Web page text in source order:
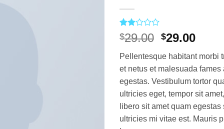
Rated
2
of 5
based
on
2
customer
ratings
$29.00 Original
was:
$29.00.
$29.00
is:
Pellentesque habitant morbi
et netus et malesuada fames
egestas. Vestibulum tortor
ultricies eget, tempor sit
libero sit amet quam
ultricies mi vitae est. Mauris